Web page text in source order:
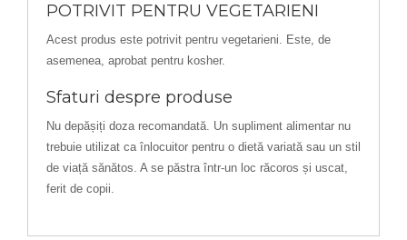
POTRIVIT PENTRU VEGETARIENI
Acest produs este potrivit pentru vegetarieni. Este, de
asemenea, aprobat pentru kosher.
Sfaturi despre produse
Nu depășiți doza recomandată. Un supliment alimentar nu
trebuie utilizat ca înlocuitor pentru o dietă variată sau un stil
de viață sănătos. A se păstra într-un loc răcoros și uscat,
ferit de copii.